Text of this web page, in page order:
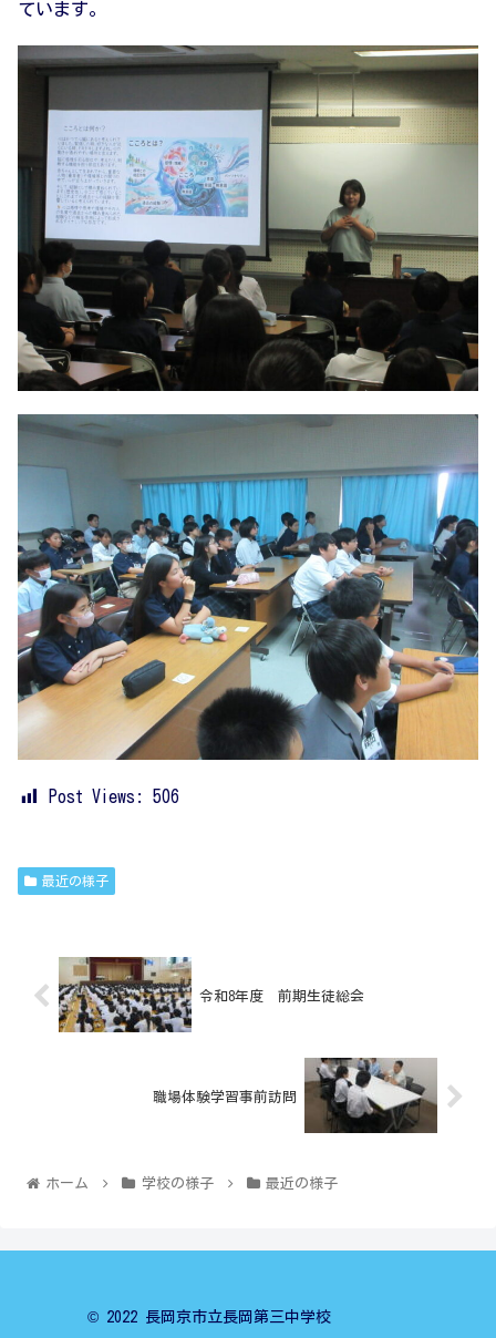
ています。
Post Views: 506
最近の様子
令和8年度 前期生徒総会
職場体験学習事前訪問
ホーム 学校の様子 最近の様子
© 2022 長岡京市立長岡第三中学校